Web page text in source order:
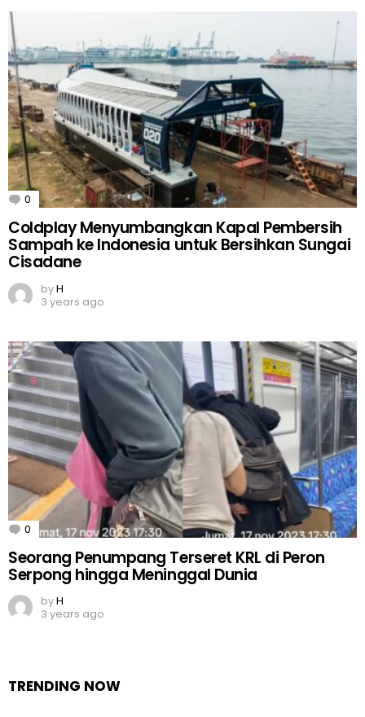
0 Comments
Coldplay Menyumbangkan Kapal Pembersih
Sampah ke Indonesia untuk Bersihkan Sungai
Cisadane
byH
3 years ago
0 Comments
Seorang Penumpang Terseret KRL di Peron
Serpong hingga Meninggal Dunia
byH
3 years ago
TRENDING NOW